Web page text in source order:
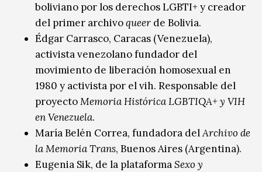
boliviano por los derechos LGBTI+ y creador
del primer archivoqueer de Bolivia.
Édgar Carrasco, Caracas (Venezuela),
activista venezolano fundador del
movimiento de liberación homosexual en
1980 y activista por el vih. Responsable del
proyectoMemoria Histórica LGBTIQA+ y VIH
en Venezuela.
María Belén Correa, fundadora delArchivo de
la Memoria Trans, Buenos Aires (Argentina).
Eugenia Sik, de la plataformaSexo y